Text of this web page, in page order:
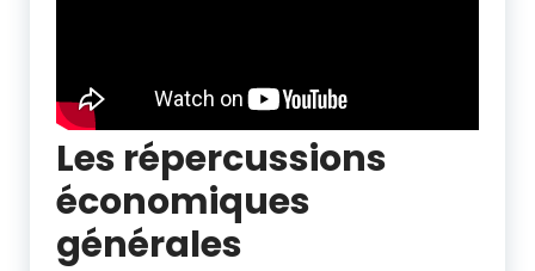
Les répercussions
économiques
générales